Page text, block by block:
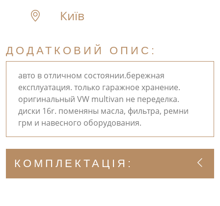
Київ
ДОДАТКОВИЙ ОПИС:
авто в отличном состоянии.бережная
експлуатация. только гаражное хранение.
оригинальный VW multivan не переделка.
диски 16r. поменяны масла, фильтра, ремни
грм и навесного оборудования.
КОМПЛЕКТАЦІЯ: